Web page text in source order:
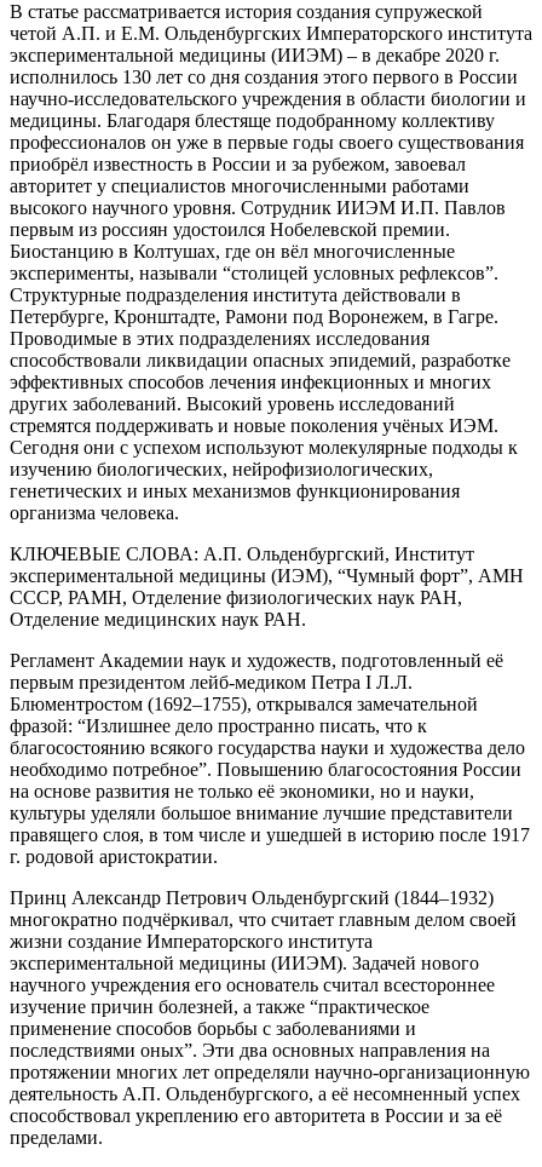
В статье рассматривается история создания супружеской
четой А.П. и Е.М. Ольденбургских Императорского института
экспериментальной медицины (ИИЭМ) – в декабре 2020 г.
исполнилось 130 лет со дня создания этого первого в России
научно-исследовательского учреждения в области биологии и
медицины. Благодаря блестяще подобранному коллективу
профессионалов он уже в первые годы своего существования
приобрёл известность в России и за рубежом, завоевал
авторитет у специалистов многочисленными работами
высокого научного уровня. Сотрудник ИИЭМ И.П. Павлов
первым из россиян удостоился Нобелевской премии.
Биостанцию в Колтушах, где он вёл многочисленные
эксперименты, называли “столицей условных рефлексов”.
Структурные подразделения института действовали в
Петербурге, Кронштадте, Рамони под Воронежем, в Гагре.
Проводимые в этих подразделениях исследования
способствовали ликвидации опасных эпидемий, разработке
эффективных способов лечения инфекционных и многих
других заболеваний. Высокий уровень исследований
стремятся поддерживать и новые поколения учёных ИЭМ.
Сегодня они с успехом используют молекулярные подходы к
изучению биологических, нейрофизиологических,
генетических и иных механизмов функционирования
организма человека.
КЛЮЧЕВЫЕ СЛОВА: А.П. Ольденбургский, Институт
экспериментальной медицины (ИЭМ), “Чумный форт”, АМН
СССР, РАМН, Отделение физиологических наук РАН,
Отделение медицинских наук РАН.
Регламент Академии наук и художеств, подготовленный её
первым президентом лейб-медиком Петра I Л.Л.
Блюментростом (1692–1755), открывался замечательной
фразой: “Излишнее дело пространно писать, что к
благосостоянию всякого государства науки и художества дело
необходимо потребное”. Повышению благосостояния России
на основе развития не только её экономики, но и науки,
культуры уделяли большое внимание лучшие представители
правящего слоя, в том числе и ушедшей в историю после 1917
г. родовой аристократии.
Принц Александр Петрович Ольденбургский (1844–1932)
многократно подчёркивал, что считает главным делом своей
жизни создание Императорского института
экспериментальной медицины (ИИЭМ). Задачей нового
научного учреждения его основатель считал всестороннее
изучение причин болезней, а также “практическое
применение способов борьбы с заболеваниями и
последствиями оных”. Эти два основных направления на
протяжении многих лет определяли научно-организационную
деятельность А.П. Ольденбургского, а её несомненный успех
способствовал укреплению его авторитета в России и за её
пределами.